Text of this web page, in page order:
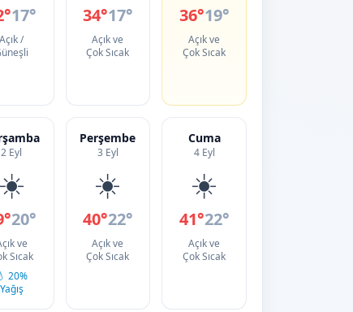
17°
Açık /
34°17°
Açık ve
Çok Sıcak
36°19°
Açık ve
Çok Sıcak
2 Eyl
☀️
20°
ve
Sıcak
20%
Yağış
Perşembe
3 Eyl
☀️
40°22°
Açık ve
Çok Sıcak
Cuma
4 Eyl
☀️
41°22°
Açık ve
Çok Sıcak